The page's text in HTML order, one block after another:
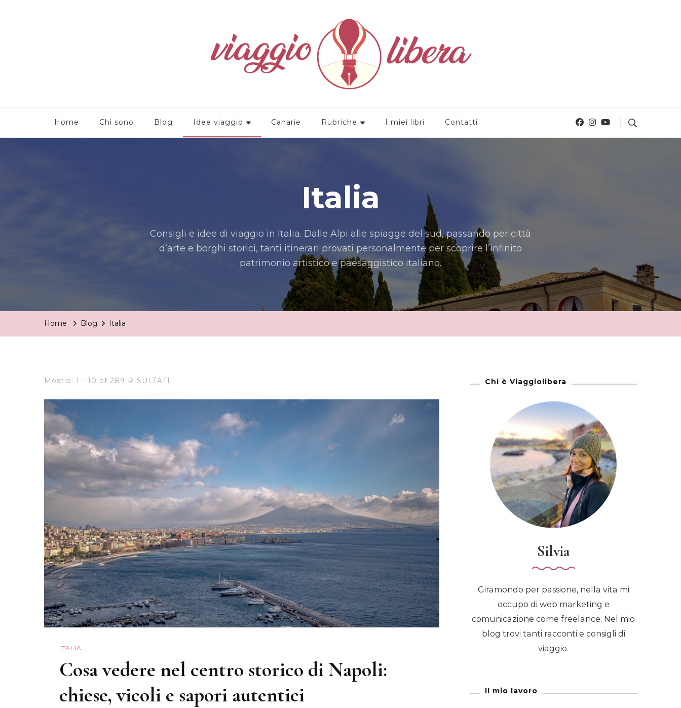
Viaggiolibera
Home Chi sono Blog Idee viaggio Canarie Rubriche I miei libri Contatti
Italia
Consigli e idee di viaggio in Italia. Dalle Alpi alle spiagge del sud, passando per città
d’arte e borghi storici, tanti itinerari provati personalmente per scoprire l’infinito
patrimonio artistico e paesaggistico italiano.
Home Blog Italia
Mostra: 1 - 10 of 289 RISULTATI
ITALIA
Cosa vedere nel centro storico di Napoli:
chiese, vicoli e sapori autentici
Chi è Viaggiolibera
Silvia
Giramondo per passione, nella vita mi
occupo di web marketing e
comunicazione come freelance. Nel mio
blog trovi tanti racconti e consigli di
viaggio.
Il mio lavoro